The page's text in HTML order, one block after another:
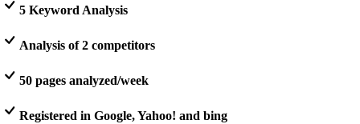
5 Keyword Analysis
Analysis of 2 competitors
50 pages analyzed/week
Registered in Google, Yahoo! and bing